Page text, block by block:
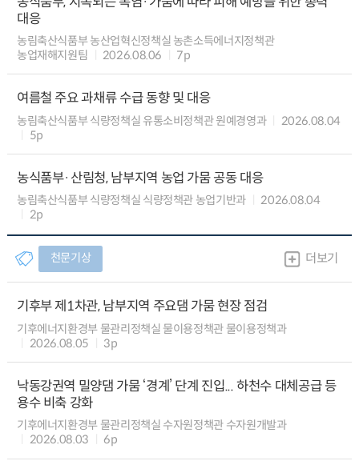
대응
농림축산식품부 농산업혁신정책실 농촌소득에너지정책관
농업재해지원팀
2026.08.06 7p
여름철 주요 과채류 수급 동향 및 대응
농림축산식품부 식량정책실 유통소비정책관 원예경영과
2026.08.04
5p
농식품부·산림청, 남부지역 농업 가뭄 공동 대응
농림축산식품부 식량정책실 식량정책관 농업기반과
2026.08.04
2p
천문기상 더보기
기후부 제1차관, 남부지역 주요댐 가뭄 현장 점검
기후에너지환경부 물관리정책실 물이용정책관 물이용정책과
2026.08.05
3p
낙동강권역 밀양댐 가뭄 ‘경계’ 단계 진입... 하천수 대체공급 등
용수 비축 강화
기후에너지환경부 물관리정책실 수자원정책관 수자원개발과
2026.08.03
6p